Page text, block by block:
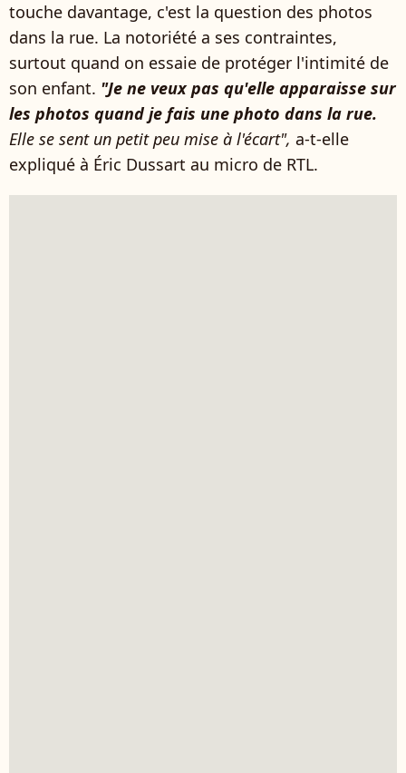
touche davantage, c'est la question des photos
dans la rue. La notoriété a ses contraintes,
surtout quand on essaie de protéger l'intimité de
son enfant. "Je ne veux pas qu'elle apparaisse sur
les photos quand je fais une photo dans la rue.
Elle se sent un petit peu mise à l'écart", a-t-elle
expliqué à Éric Dussart au micro de RTL.